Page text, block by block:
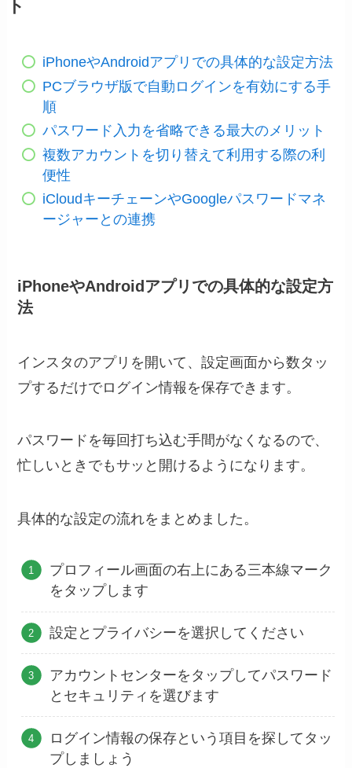
ト
iPhoneやAndroidアプリでの具体的な設定方法
PCブラウザ版で自動ログインを有効にする手
順
パスワード入力を省略できる最大のメリット
複数アカウントを切り替えて利用する際の利
便性
iCloudキーチェーンやGoogleパスワードマネ
ージャーとの連携
iPhoneやAndroidアプリでの具体的な設定方
法
インスタのアプリを開いて、設定画面から数タッ
プするだけでログイン情報を保存できます。
パスワードを毎回打ち込む手間がなくなるので、
忙しいときでもサッと開けるようになります。
具体的な設定の流れをまとめました。
プロフィール画面の右上にある三本線マーク
をタップします
設定とプライバシーを選択してください
アカウントセンターをタップしてパスワード
とセキュリティを選びます
ログイン情報の保存という項目を探してタッ
プしましょう